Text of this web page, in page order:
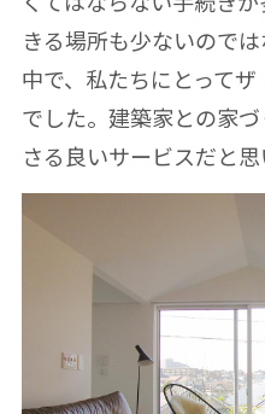
きる場所も少ないので
中で、私たちにとって
でした。建築家との家
さる良いサービスだと思